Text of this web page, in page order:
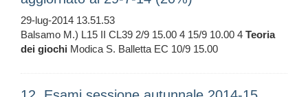
29-lug-2014 13.51.53
Balsamo M.) L15 II CL39 2/9 15.00 4 15/9 10.00 4 Teoria
dei giochi Modica S. Balletta EC 10/9 15.00